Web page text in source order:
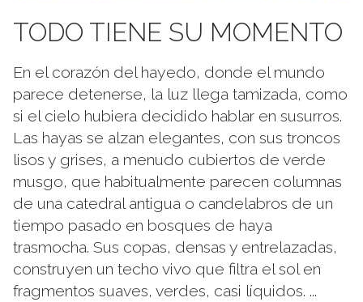
TODO TIENE SU MOMENTO
En el corazón del hayedo, donde el mundo
parece detenerse, la luz llega tamizada, como
si el cielo hubiera decidido hablar en susurros.
Las hayas se alzan elegantes, con sus troncos
lisos y grises, a menudo cubiertos de verde
musgo, que habitualmente parecen columnas
de una catedral antigua o candelabros de un
tiempo pasado en bosques de haya
trasmocha. Sus copas, densas y entrelazadas,
construyen un techo vivo que filtra el sol en
fragmentos suaves, verdes, casi líquidos. ...